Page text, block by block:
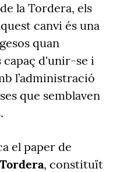
la Tordera, els
canvi és una
quan
capaç d'unir-se i
l’administració
que semblaven
el paper de
, constituït